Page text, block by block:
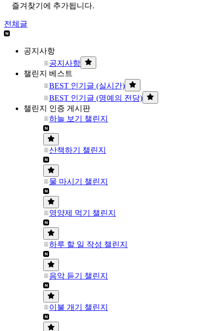
즐겨찾기에 추가됩니다.
전체글
공지사항
공지사항
챌린지 베스트
BEST 인기글 (실시간)
BEST 인기글 (명예의 전당)
챌린지 인증 게시판
하늘 보기 챌린지
산책하기 챌린지
물 마시기 챌린지
영양제 먹기 챌린지
하루 할 일 작성 챌린지
음악 듣기 챌린지
이불 개기 챌린지